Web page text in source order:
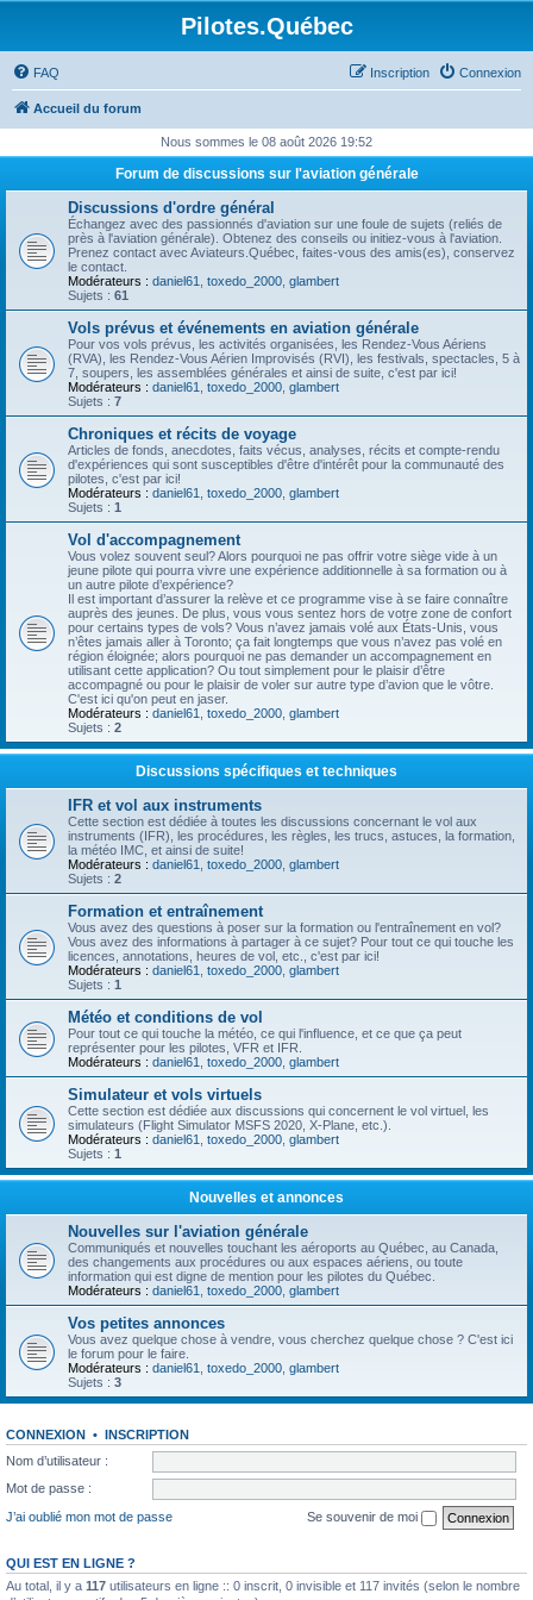
Pilotes.Québec
FAQ Connexion
Inscription
Accueil du forum
Nous sommes le 08 août 2026 19:52
Forum de discussions sur l'aviation générale
Discussions d'ordre général
Échangez avec des passionnés d'aviation sur une foule de sujets (reliés de
près à l'aviation générale). Obtenez des conseils ou initiez-vous à l'aviation.
Prenez contact avec Aviateurs.Québec, faites-vous des amis(es), conservez
le contact.
Modérateurs : daniel61 toxedo_2000 glambert
Sujets : 61
Vols prévus et événements en aviation générale
Pour vos vols prévus, les activités organisées, les Rendez-Vous Aériens
(RVA), les Rendez-Vous Aérien Improvisés (RVI), les festivals, spectacles, 5 à
7, soupers, les assemblées générales et ainsi de suite, c'est par ici!
Modérateurs : daniel61 toxedo_2000 glambert
Sujets : 7
Chroniques et récits de voyage
Articles de fonds, anecdotes, faits vécus, analyses, récits et compte-rendu
d'expériences qui sont susceptibles d'être d'intérêt pour la communauté des
pilotes, c'est par ici!
Modérateurs : daniel61 toxedo_2000 glambert
Sujets : 1
Vol d'accompagnement
Vous volez souvent seul? Alors pourquoi ne pas offrir votre siège vide à un
jeune pilote qui pourra vivre une expérience additionnelle à sa formation ou à
un autre pilote d’expérience?
Il est important d’assurer la relève et ce programme vise à se faire connaître
auprès des jeunes. De plus, vous vous sentez hors de votre zone de confort
pour certains types de vols? Vous n’avez jamais volé aux États-Unis, vous
n’êtes jamais aller à Toronto; ça fait longtemps que vous n’avez pas volé en
région éloignée; alors pourquoi ne pas demander un accompagnement en
utilisant cette application? Ou tout simplement pour le plaisir d’être
accompagné ou pour le plaisir de voler sur autre type d’avion que le vôtre.
C'est ici qu'on peut en jaser.
Modérateurs : daniel61 toxedo_2000 glambert
Sujets : 2
Discussions spécifiques et techniques
IFR et vol aux instruments
Cette section est dédiée à toutes les discussions concernant le vol aux
instruments (IFR), les procédures, les règles, les trucs, astuces, la formation,
la météo IMC, et ainsi de suite!
Modérateurs : daniel61 toxedo_2000 glambert
Sujets : 2
Formation et entraînement
Vous avez des questions à poser sur la formation ou l'entraînement en vol?
Vous avez des informations à partager à ce sujet? Pour tout ce qui touche les
licences, annotations, heures de vol, etc., c'est par ici!
Modérateurs : daniel61 toxedo_2000 glambert
Sujets : 1
Météo et conditions de vol
Pour tout ce qui touche la météo, ce qui l'influence, et ce que ça peut
représenter pour les pilotes, VFR et IFR.
Modérateurs : daniel61 toxedo_2000 glambert
Simulateur et vols virtuels
Cette section est dédiée aux discussions qui concernent le vol virtuel, les
simulateurs (Flight Simulator MSFS 2020, X-Plane, etc.).
Modérateurs : daniel61 toxedo_2000 glambert
Sujets : 1
Nouvelles et annonces
Nouvelles sur l'aviation générale
Communiqués et nouvelles touchant les aéroports au Québec, au Canada,
des changements aux procédures ou aux espaces aériens, ou toute
information qui est digne de mention pour les pilotes du Québec.
Modérateurs : daniel61 toxedo_2000 glambert
Vos petites annonces
Vous avez quelque chose à vendre, vous cherchez quelque chose ? C'est ici
le forum pour le faire.
Modérateurs : daniel61 toxedo_2000 glambert
Sujets : 3
CONNEXION • INSCRIPTION
Nom d’utilisateur :
Mot de passe :
J’ai oublié mon mot de passe
Se souvenir de moi
QUI EST EN LIGNE ?
Au total, il y a 117 utilisateurs en ligne :: 0 inscrit, 0 invisible et 117 invités (selon le nombre